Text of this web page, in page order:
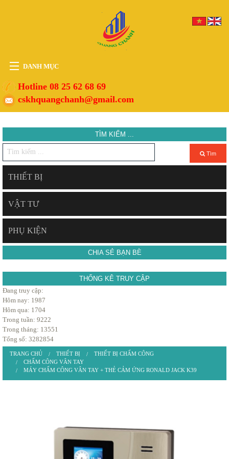
DANH MỤC
HOME
THIẾT BỊ
DỊCH VỤ
Hotline 08 25 62 68 69
cskhquangchanh@gmail.com
TÌM KIẾM ...
Tìm
THIẾT BỊ
VẬT TƯ
PHỤ KIỆN
CHIA SẺ BẠN BÈ
THỐNG KÊ TRUY CẬP
Đang truy cập:
Hôm nay: 1987
Hôm qua: 1704
Trong tuần: 9222
Trong tháng: 13551
Tổng số: 3282854
TRANG CHỦ THIẾT BỊ
THIẾT BỊ CHẤM CÔNG
CHẤM CÔNG VÂN TAY
MÁY CHẤM CÔNG VÂN TAY + THẺ CẢM ỨNG RONALD JACK K39